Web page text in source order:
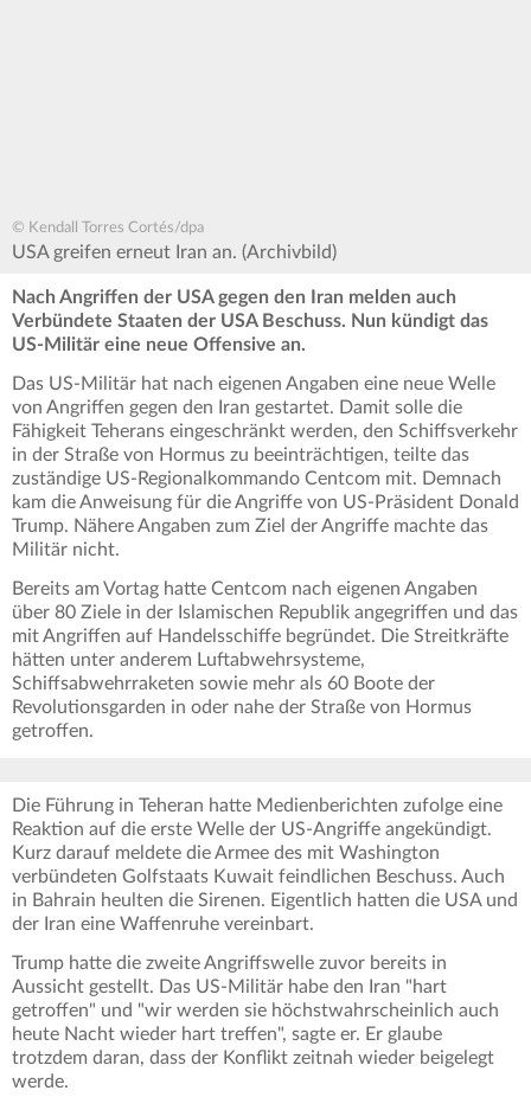
© Kendall Torres Cortés/dpa
USA greifen erneut Iran an. (Archivbild)
Nach Angriffen der USA gegen den Iran melden auch
Verbündete Staaten der USA Beschuss. Nun kündigt das
US-Militär eine neue Offensive an.
Das US-Militär hat nach eigenen Angaben eine neue Welle
von Angriffen gegen den Iran gestartet. Damit solle die
Fähigkeit Teherans eingeschränkt werden, den Schiffsverkehr
in der Straße von Hormus zu beeinträchtigen, teilte das
zuständige US-Regionalkommando Centcom mit. Demnach
kam die Anweisung für die Angriffe von US-Präsident Donald
Trump. Nähere Angaben zum Ziel der Angriffe machte das
Militär nicht.
Bereits am Vortag hatte Centcom nach eigenen Angaben
über 80 Ziele in der Islamischen Republik angegriffen und das
mit Angriffen auf Handelsschiffe begründet. Die Streitkräfte
hätten unter anderem Luftabwehrsysteme,
Schiffsabwehrraketen sowie mehr als 60 Boote der
Revolutionsgarden in oder nahe der Straße von Hormus
getroffen.
Die Führung in Teheran hatte Medienberichten zufolge eine
Reaktion auf die erste Welle der US-Angriffe angekündigt.
Kurz darauf meldete die Armee des mit Washington
verbündeten Golfstaats Kuwait feindlichen Beschuss. Auch
in Bahrain heulten die Sirenen. Eigentlich hatten die USA und
der Iran eine Waffenruhe vereinbart.
Trump hatte die zweite Angriffswelle zuvor bereits in
Aussicht gestellt. Das US-Militär habe den Iran "hart
getroffen" und "wir werden sie höchstwahrscheinlich auch
heute Nacht wieder hart treffen", sagte er. Er glaube
trotzdem daran, dass der Konflikt zeitnah wieder beigelegt
werde.